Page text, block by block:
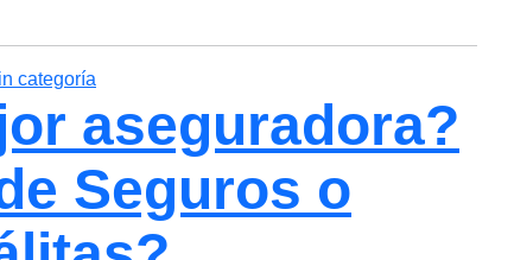
Categorías
categoría
aseguradora?
Seguros o